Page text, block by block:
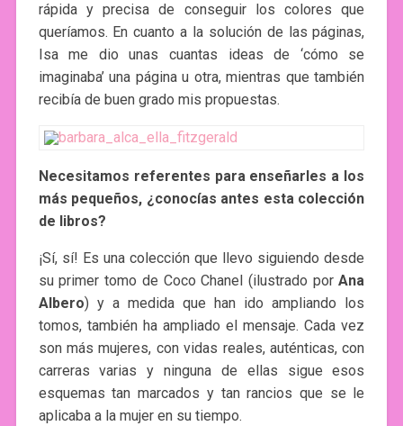
rápida y precisa de conseguir los colores que
queríamos. En cuanto a la solución de las páginas,
Isa me dio unas cuantas ideas de ‘cómo se
imaginaba’ una página u otra, mientras que también
recibía de buen grado mis propuestas.
Necesitamos referentes para enseñarles a los
más pequeños, ¿conocías antes esta colección
de libros?
¡Sí, sí! Es una colección que llevo siguiendo desde
su primer tomo de Coco Chanel (ilustrado porAna
Albero) y a medida que han ido ampliando los
tomos, también ha ampliado el mensaje. Cada vez
son más mujeres, con vidas reales, auténticas, con
carreras varias y ninguna de ellas sigue esos
esquemas tan marcados y tan rancios que se le
aplicaba a la mujer en su tiempo.